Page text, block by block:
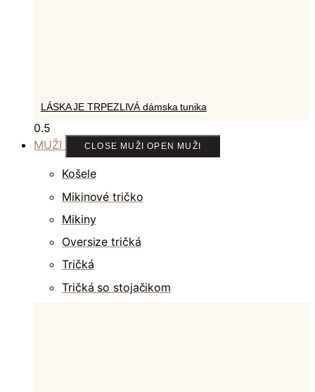
LÁSKA JE TRPEZLIVÁ dámska tunika
MUŽI CLOSE MUŽI OPEN MUŽI
Košele
Mikinové tričko
Mikiny
Oversize tričká
Tričká
Tričká so stojačikom